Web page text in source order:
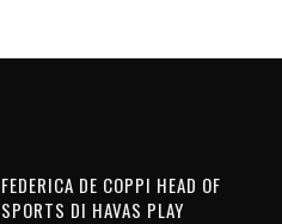
FEDERICA DE COPPI HEAD OF
SPORTS DI HAVAS PLAY